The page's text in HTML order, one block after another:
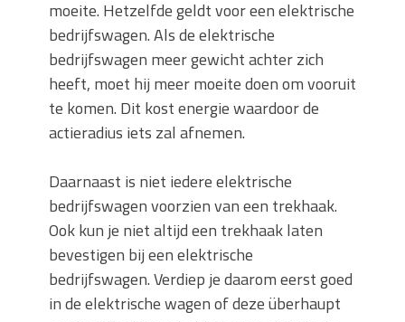
moeite. Hetzelfde geldt voor een elektrische
bedrijfswagen. Als de elektrische
bedrijfswagen meer gewicht achter zich
heeft, moet hij meer moeite doen om vooruit
te komen. Dit kost energie waardoor de
actieradius iets zal afnemen.
Daarnaast is niet iedere elektrische
bedrijfswagen voorzien van een trekhaak.
Ook kun je niet altijd een trekhaak laten
bevestigen bij een elektrische
bedrijfswagen. Verdiep je daarom eerst goed
in de elektrische wagen of deze überhaupt